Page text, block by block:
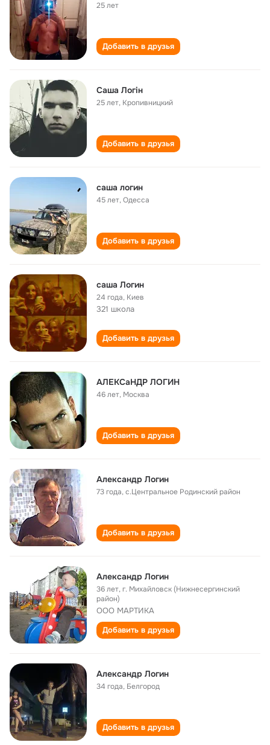
25 лет
Добавить в друзья
Саша Логін
25 лет, Кропивницкий
Добавить в друзья
саша логин
45 лет,Одесса
Добавить в друзья
саша Логин
24 года, Киев
321 школа
Добавить в друзья
AЛЕKCaНДP ЛOГИH
46 лет, Москва
Добавить в друзья
Александр Логин
73 года,с.Центральное Родинский район
Добавить в друзья
Александр Логин
36 лет,г. Михайловск (Нижнесергинский
район)
ООО МАРТИКА
Добавить в друзья
Александр Логин
34 года, Белгород
Добавить в друзья